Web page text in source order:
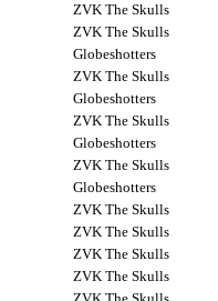
ZVK The Skulls
ZVK The Skulls
Globeshotters
ZVK The Skulls
Globeshotters
ZVK The Skulls
Globeshotters
ZVK The Skulls
Globeshotters
ZVK The Skulls
ZVK The Skulls
ZVK The Skulls
ZVK The Skulls